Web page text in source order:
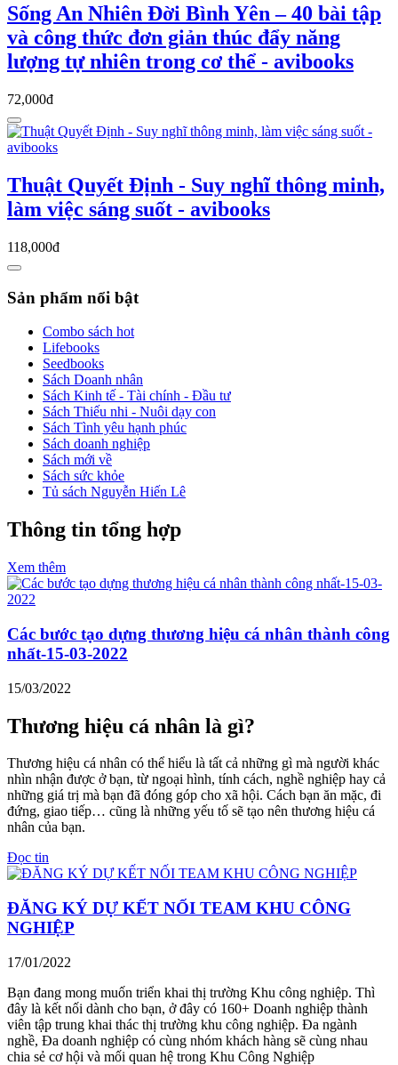
Sống An Nhiên Đời Bình Yên – 40 bài tập
và công thức đơn giản thúc đẩy năng
lượng tự nhiên trong cơ thể - avibooks
72,000đ
Thuật Quyết Định - Suy nghĩ thông minh,
làm việc sáng suốt - avibooks
118,000đ
Sản phẩm nổi bật
Combo sách hot
Lifebooks
Seedbooks
Sách Doanh nhân
Sách Kinh tế - Tài chính - Đầu tư
Sách Thiếu nhi - Nuôi dạy con
Sách Tình yêu hạnh phúc
Sách doanh nghiệp
Sách mới về
Sách sức khỏe
Tủ sách Nguyễn Hiến Lê
Thông tin tổng hợp
Xem thêm
Các bước tạo dựng thương hiệu cá nhân thành công
nhất-15-03-2022
15/03/2022
Thương hiệu cá nhân là gì?
Thương hiệu cá nhân có thể hiểu là tất cả những gì mà người khác
nhìn nhận được ở bạn, từ ngoại hình, tính cách, nghề nghiệp hay cả
những giá trị mà bạn đã đóng góp cho xã hội. Cách bạn ăn mặc, đi
đứng, giao tiếp… cũng là những yếu tố sẽ tạo nên thương hiệu cá
nhân của bạn.
Đọc tin
ĐĂNG KÝ DỰ KẾT NỐI TEAM KHU CÔNG
NGHIỆP
17/01/2022
Bạn đang mong muốn triển khai thị trường Khu công nghiệp. Thì
đây là kết nối dành cho bạn, ở đây có 160+ Doanh nghiệp thành
viên tập trung khai thác thị trường khu công nghiệp. Đa ngành
nghề, Đa doanh nghiệp có cùng nhóm khách hàng sẽ cùng nhau
chia sẻ cơ hội và mối quan hệ trong Khu Công Nghiệp